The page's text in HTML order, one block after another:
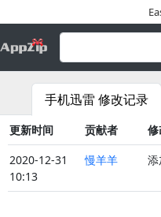
手机迅雷 修改记录
更新时间 贡献者
修
2020-12-31
10:13
慢羊羊